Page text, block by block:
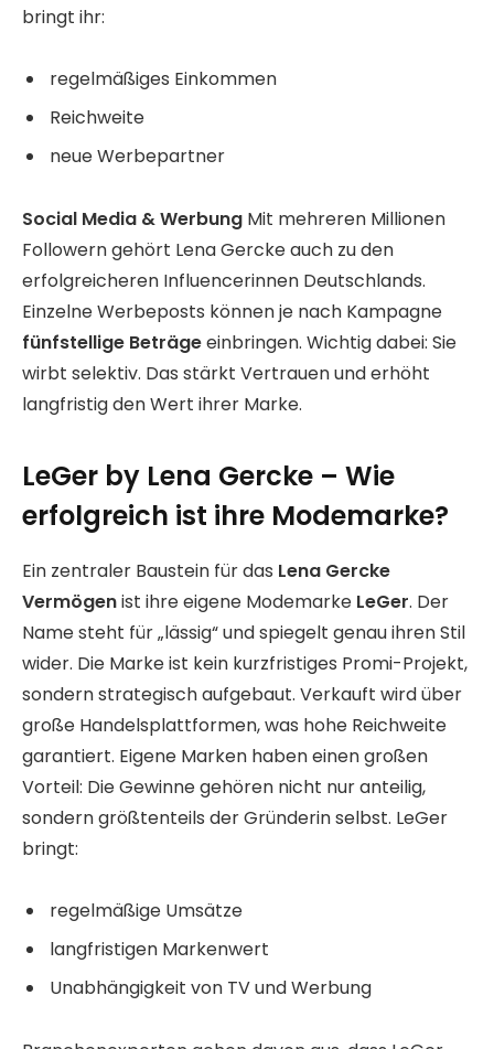
bringt ihr:
regelmäßiges Einkommen
Reichweite
neue Werbepartner
Social Media & Werbung Mit mehreren Millionen
Followern gehört Lena Gercke auch zu den
erfolgreicheren Influencerinnen Deutschlands.
Einzelne Werbeposts können je nach Kampagne
fünfstellige Beträgeeinbringen. Wichtig dabei: Sie
wirbt selektiv. Das stärkt Vertrauen und erhöht
langfristig den Wert ihrer Marke.
LeGer by Lena Gercke – Wie
erfolgreich ist ihre Modemarke?
Ein zentraler Baustein für das Lena Gercke
Vermögenist ihre eigene Modemarke LeGer. Der
Name steht für „lässig“ und spiegelt genau ihren Stil
wider. Die Marke ist kein kurzfristiges Promi-Projekt,
sondern strategisch aufgebaut. Verkauft wird über
große Handelsplattformen, was hohe Reichweite
garantiert. Eigene Marken haben einen großen
Vorteil: Die Gewinne gehören nicht nur anteilig,
sondern größtenteils der Gründerin selbst. LeGer
bringt:
regelmäßige Umsätze
langfristigen Markenwert
Unabhängigkeit von TV und Werbung